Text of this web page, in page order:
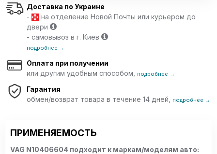
Доставка по Украине
-
на отделение Новой Почты или курьером до
двери
- самовывоз в г. Киев
подробнее →
Оплата при получении
или другим удобным способом,
подробнее →
Гарантия
обмен/возврат товара в течение 14 дней,
подробнее →
ПРИМЕНЯЕМОСТЬ
VAG N10406604 подходит к маркам/моделям авто: